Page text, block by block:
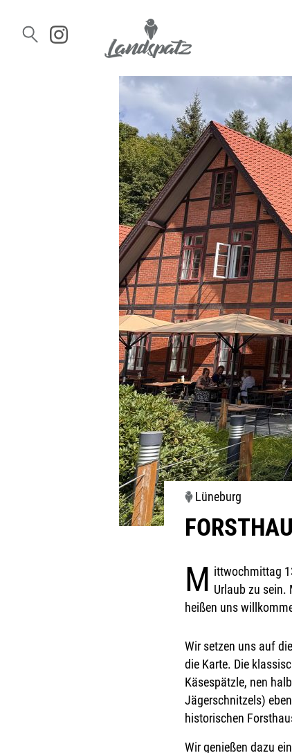
Lüneburg
M ittwochmittag
Urlaub zu sein.
heißen uns
Wir setzen uns auf
die Karte. Die
Käsespätzle, nen
Jägerschnitzels)
historischen
Wir genießen dazu